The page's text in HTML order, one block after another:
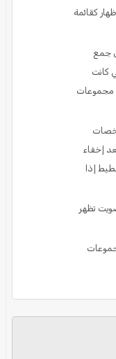
كقائمة
جمع
كانت
مجموعات
إخفاء
إذا
تظهر